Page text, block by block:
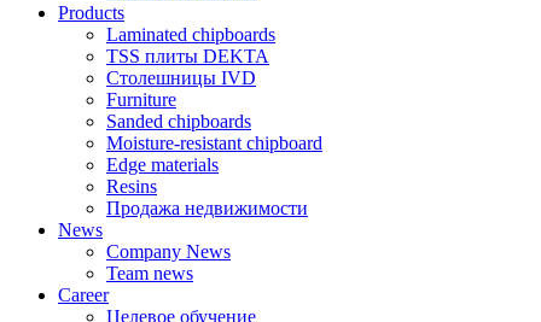
Products
Laminated chipboards
TSS плиты DEKTA
Столешницы IVD
Furniture
Sanded chipboards
Moisture-resistant chipboard
Edge materials
Resins
Продажа недвижимости
News
Company News
Team news
Career
Целевое обучение